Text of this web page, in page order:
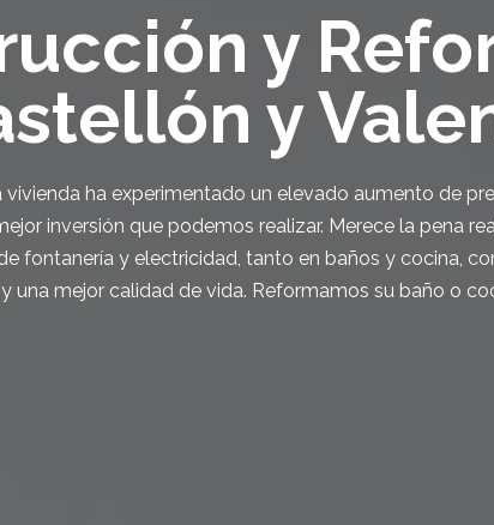
y
y
vivienda ha experimentado un elevado aumento de
inversión que podemos realizar. Merece la pena
fontanería y electricidad, tanto en baños y cocina,
una mejor calidad de vida. Reformamos su baño o